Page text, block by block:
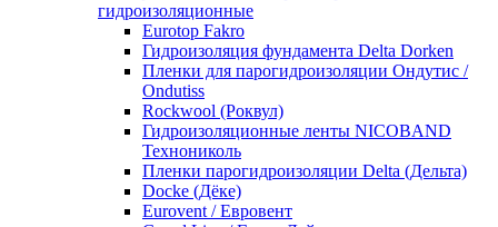
гидроизоляционные
Eurotop Fakro
Гидроизоляция фундамента Delta Dorken
Пленки для парогидроизоляции Ондутис /
Ondutiss
Rockwool (Роквул)
Гидроизоляционные ленты NICOBAND
Технониколь
Пленки парогидроизоляции Delta (Дельта)
Docke (Дёке)
Eurovent / Евровент